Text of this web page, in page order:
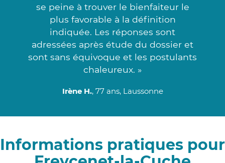
se peine à trouver le bienfaiteur le
plus favorable à la définition
indiquée. Les réponses sont
adressées après étude du dossier et
sont sans équivoque et les postulants
chaleureux. »
Irène H., 77 ans, Laussonne
Informations pratiques pour